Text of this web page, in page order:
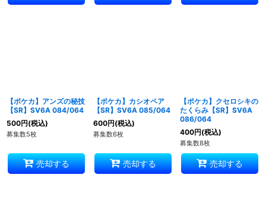
【ポケカ】アンズの秘技
【SR】SV6A 084/064
500円(税込)
募集数5枚
売却する
【ポケカ】カシオペア
【SR】SV6A 085/064
600円(税込)
募集数6枚
売却する
【ポケカ】クセロシキの
たくらみ【SR】SV6A
086/064
400円(税込)
募集数8枚
売却する